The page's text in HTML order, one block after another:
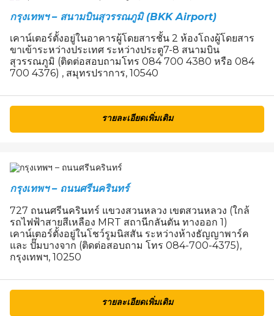
กรุงเทพฯ – สนามบินสุวรรณภูมิ (BKK Airport)
เคาน์เตอร์ตั้งอยู่ในอาคารผู้โดยสารชั้น 2 ห้องโถงผู้โดยสาร
ขาเข้าระหว่างประเทศ ระหว่างประตู7-8 สนามบิน
สุวรรณภูมิ (ติดต่อสอบถามโทร 084 700 4380 หรือ 084
700 4376) , สมุทรปราการ, 10540
รายละเอียดเพิ่มเติม
กรุงเทพฯ – ถนนศรีนครินทร์
727 ถนนศรีนครินทร์ แขวงสวนหลวง เขตสวนหลวง (ใกล้
รถไฟฟ้าสายสีเหลือง MRT สถานีกลันตัน ทางออก 1)
เคาน์เตอร์ตั้งอยู่ในโชว์รูมนิสสัน ระหว่างห้างธัญญาพาร์ค
และ ปั๊มบางจาก (ติดต่อสอบถาม โทร 084-700-4375),
กรุงเทพฯ, 10250
รายละเอียดเพิ่มเติม